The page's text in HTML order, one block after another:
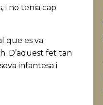
i no tenia cap
que es va
D’aquest fet tan
infantesa i